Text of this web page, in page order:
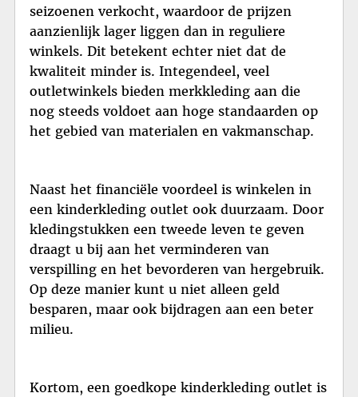
seizoenen verkocht, waardoor de prijzen
aanzienlijk lager liggen dan in reguliere
winkels. Dit betekent echter niet dat de
kwaliteit minder is. Integendeel, veel
outletwinkels bieden merkkleding aan die
nog steeds voldoet aan hoge standaarden op
het gebied van materialen en vakmanschap.
Naast het financiële voordeel is winkelen in
een kinderkleding outlet ook duurzaam. Door
kledingstukken een tweede leven te geven
draagt u bij aan het verminderen van
verspilling en het bevorderen van hergebruik.
Op deze manier kunt u niet alleen geld
besparen, maar ook bijdragen aan een beter
milieu.
Kortom, een goedkope kinderkleding outlet is